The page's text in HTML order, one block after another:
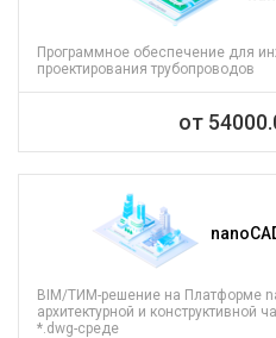
Программное обеспечение для
проектирования трубопроводов
от
BIM/ТИМ-решение на Платформе
архитектурной и конструктивной
*.dwg-среде